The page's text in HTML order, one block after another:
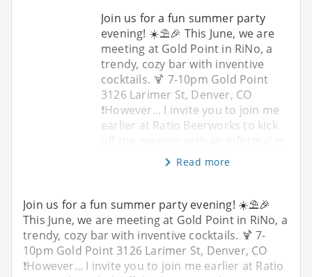
Join us for a fun summer party
evening! ☀️⛱️🎉 This June, we are
meeting at Gold Point in RiNo, a
trendy, cozy bar with inventive
cocktails. 🍹 7-10pm Gold Point
3126 Larimer St, Denver, CO
❗️However... I invite you to join me
earlier at Ratio Beerworks to kick
Read more
Join us for a fun summer party evening! ☀️⛱️🎉
This June, we are meeting at Gold Point in RiNo, a
trendy, cozy bar with inventive cocktails. 🍹 7-
10pm Gold Point 3126 Larimer St, Denver, CO
❗️However... I invite you to join me earlier at Ratio